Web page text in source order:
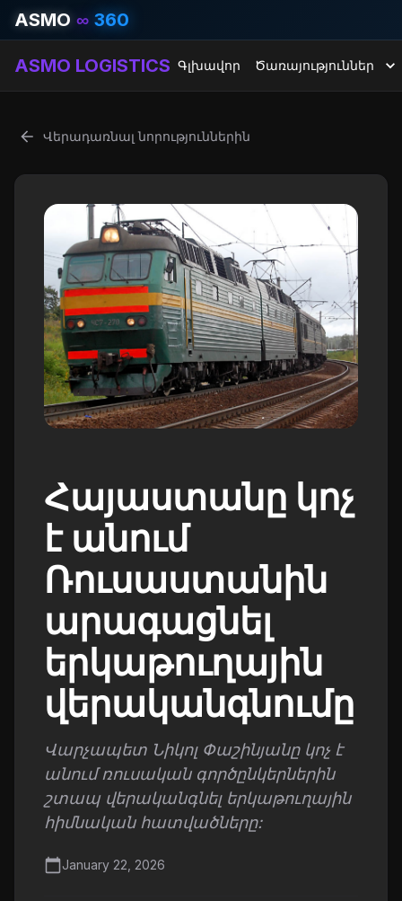
ASMO ∞ 360
ASMO LOGISTICS Գլխավոր Ծառայություններ
Վերադառնալ նորություններին
Հայաստանը կոչ
է անում
Ռուսաստանին
արագացնել
երկաթուղային
վերականգնումը
Վարչապետ Նիկոլ Փաշինյանը կոչ է
անում ռուսական գործընկերներին
շտապ վերականգնել երկաթուղային
հիմնական հատվածները:
January 22, 2026